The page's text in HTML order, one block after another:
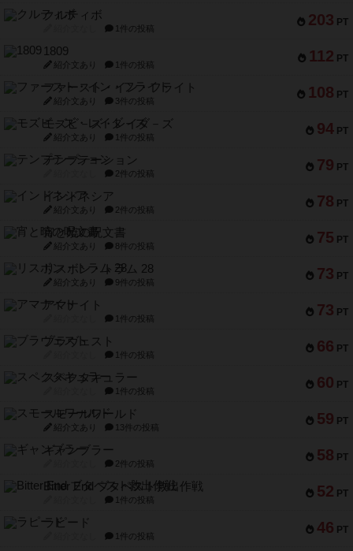
203 PT
クルティボ
1件の投稿
112 PT
1809
紹介文あり 1件の投稿
108 PT
ファースト・イン・フライト
紹介文あり 3件の投稿
94 PT
モズビ－ズ・レイダ－ズ
紹介文あり 1件の投稿
79 PT
テンプテーション
2件の投稿
78 PT
インドネシア
紹介文あり 2件の投稿
75 PT
宵と暁の呪文書
紹介文あり 8件の投稿
73 PT
リスボン・トラム 28
紹介文あり 9件の投稿
73 PT
アマナイト
1件の投稿
66 PT
ブラヴェスト
1件の投稿
60 PT
スペクタキュラー
1件の投稿
59 PT
スモールワールド
紹介文あり 13件の投稿
58 PT
ギャンブラー
2件の投稿
52 PT
Bitter End ブタペスト救出作戦
1件の投稿
46 PT
ラピード
1件の投稿